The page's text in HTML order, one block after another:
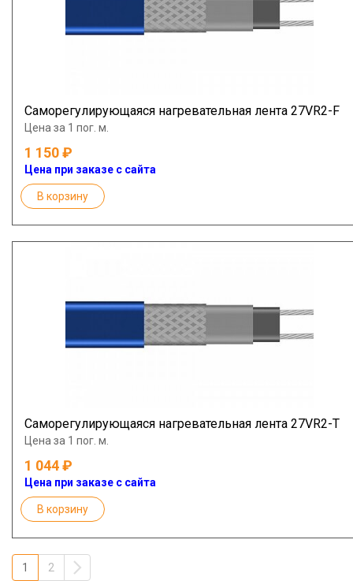
Саморегулирующаяся нагревательная лента 27VR2-F
Цена за 1 пог. м.
1 150
Цена при заказе с сайта
В корзину
Саморегулирующаяся нагревательная лента 27VR2-Т
Цена за 1 пог. м.
1 044
Цена при заказе с сайта
В корзину
1 2